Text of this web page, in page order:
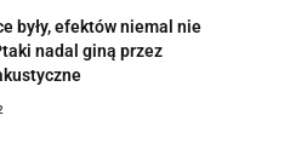
były, efektów niemal nie
nadal giną przez